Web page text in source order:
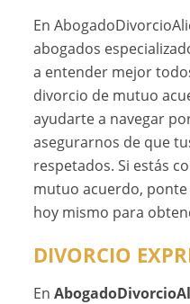
En
abogados
a entender mejor
divorcio de mutuo
ayudarte a navegar
asegurarnos de que
respetados. Si estás
mutuo acuerdo,
hoy mismo para
DIVORCIO
En